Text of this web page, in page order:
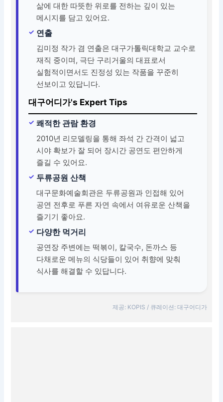
삶에 대한 따뜻한 위로를 전하는 깊이 있는
메시지를 담고 있어요.
연출
김미정 작가 겸 연출은 대구가톨릭대학교 교수로
재직 중이며, 극단 구리거울의 대표로서
실험적이면서도 진정성 있는 작품을 꾸준히
선보이고 있답니다.
대구어디가's Expert Tips
쾌적한 관람 환경
2010년 리모델링을 통해 좌석 간 간격이 넓고
시야 확보가 잘 되어 장시간 공연도 편안하게
즐길 수 있어요.
두류공원 산책
대구문화예술회관은 두류공원과 인접해 있어
공연 전후로 푸른 자연 속에서 여유로운 산책을
즐기기 좋아요.
다양한 먹거리
공연장 주변에는 떡볶이, 칼국수, 돈까스 등
다채로운 메뉴의 식당들이 있어 취향에 맞춰
식사를 해결할 수 있답니다.
제공: KOPIS / 큐레이션: 대구어디가